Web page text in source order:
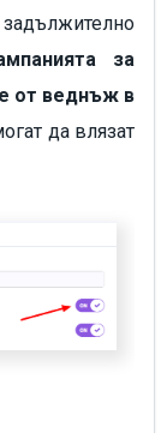
за
от веднъж в
да влязат